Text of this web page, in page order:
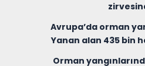
Avrupa’da orman
Yanan alan 435 bin
Orman